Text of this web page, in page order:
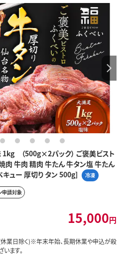
1kg （500g×2パック） ご褒美ビスト
肉 牛肉 精肉 牛たん 牛タン塩 牛たん
ュー 厚切り タン 500g]
冷凍
4 5 6 7 8
申請対象
15,000円
業日除く)※年末年始、長期休業や申込が殺
ます。